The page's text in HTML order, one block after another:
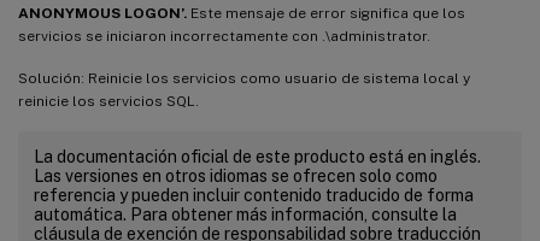
ANONYMOUS LOGON’. Este mensaje de error significa que los
servicios se iniciaron incorrectamente con .\administrator.
Solución: Reinicie los servicios como usuario de sistema local y
reinicie los servicios SQL.
La documentación oficial de este producto está en inglés.
Las versiones en otros idiomas se ofrecen solo como
referencia y pueden incluir contenido traducido de forma
automática. Para obtener más información, consulte la
cláusula de exención de responsabilidad sobre traducción